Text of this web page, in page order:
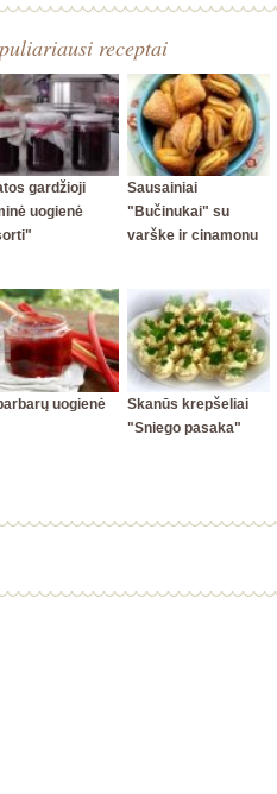
receptai
gardžioji
uogienė
Sausainiai
"Bučinukai" su
varške ir cinamonu
uogienė
Skanūs krepšeliai
"Sniego pasaka"